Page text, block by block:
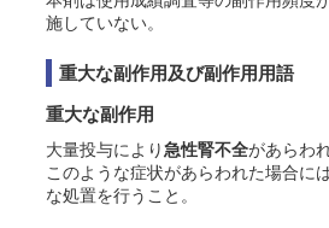
施していない。
重大な副作用及び副作用用語
重大な副作用
大量投与により急性腎不全があらわ
このような症状があらわれた場合に
な処置を行うこと。